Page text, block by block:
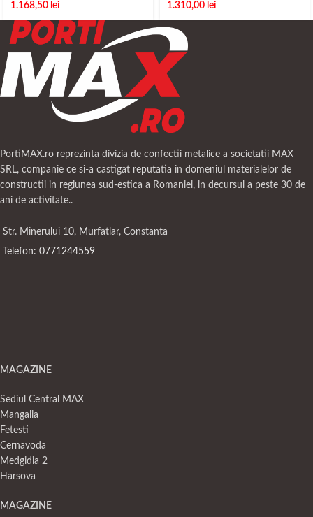
1.168,50 lei 1.310,00 lei
PortiMAX.ro reprezinta divizia de confectii metalice a societatii MAX
SRL, companie ce si-a castigat reputatia in domeniul materialelor de
constructii in regiunea sud-estica a Romaniei, in decursul a peste 30 de
ani de activitate..
Str. Minerului 10, Murfatlar, Constanta
Telefon: 0771244559
MAGAZINE
Sediul Central MAX
Mangalia
Fetesti
Cernavoda
Medgidia 2
Harsova
MAGAZINE